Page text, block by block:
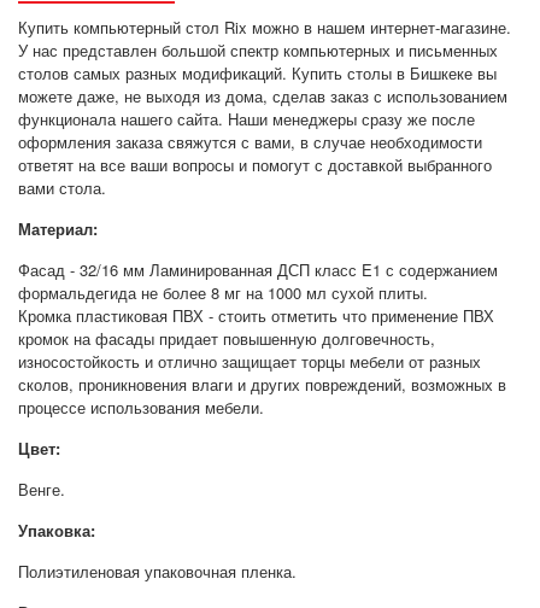
Купить компьютерный стол Rix можно в нашем интернет-магазине.
У нас представлен большой спектр компьютерных и письменных
столов самых разных модификаций. Купить столы в Бишкеке вы
можете даже, не выходя из дома, сделав заказ с использованием
функционала нашего сайта. Наши менеджеры сразу же после
оформления заказа свяжутся с вами, в случае необходимости
ответят на все ваши вопросы и помогут с доставкой выбранного
вами стола.
Материал:
Фасад - 32/16 мм Ламинированная ДСП класс E1 с содержанием
формальдегида не более 8 мг на 1000 мл сухой плиты.
Кромка пластиковая ПВХ - стоить отметить что применение ПВХ
кромок на фасады придает повышенную долговечность,
износостойкость и отлично защищает торцы мебели от разных
сколов, проникновения влаги и других повреждений, возможных в
процессе использования мебели.
Цвет:
Венге.
Упаковка:
Полиэтиленовая упаковочная пленка.